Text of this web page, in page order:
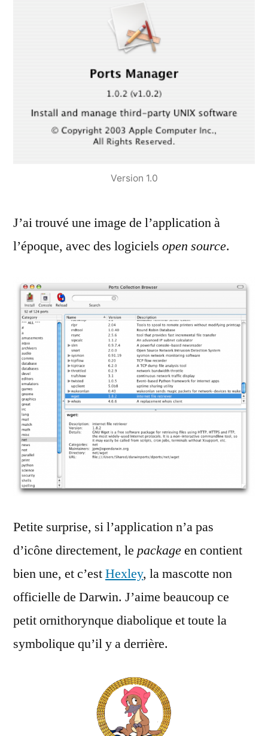
Version 1.0
J’ai trouvé une image de l’application à
l’époque, avec des logiciels open source.
Petite surprise, si l’application n’a pas
d’icône directement, le packageen contient
bien une, et c’estHexley, la mascotte non
officielle de Darwin. J’aime beaucoup ce
petit ornithorynque diabolique et toute la
symbolique qu’il y a derrière.